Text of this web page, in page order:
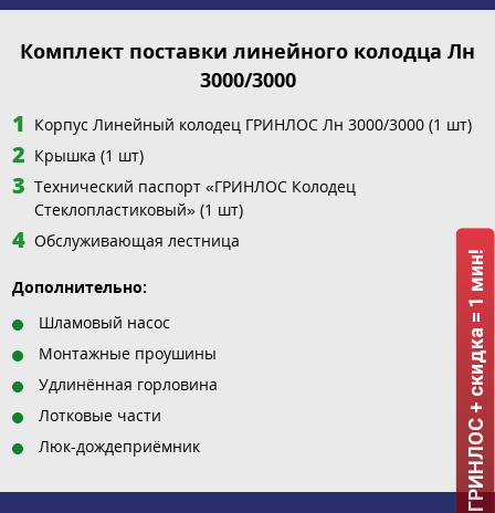
Комплект поставки линейного колодца Лн
3000/3000
Корпус Линейный колодец ГРИНЛОС Лн 3000/3000 (1 шт)
Крышка (1 шт)
Технический паспорт «ГРИНЛОС Колодец
Стеклопластиковый» (1 шт)
Обслуживающая лестница
Дополнительно:
Шламовый насос
Монтажные проушины
Удлинённая горловина
Лотковые части
Люк-дождеприёмник
ГРИНЛОС + скидка = 1 мин!